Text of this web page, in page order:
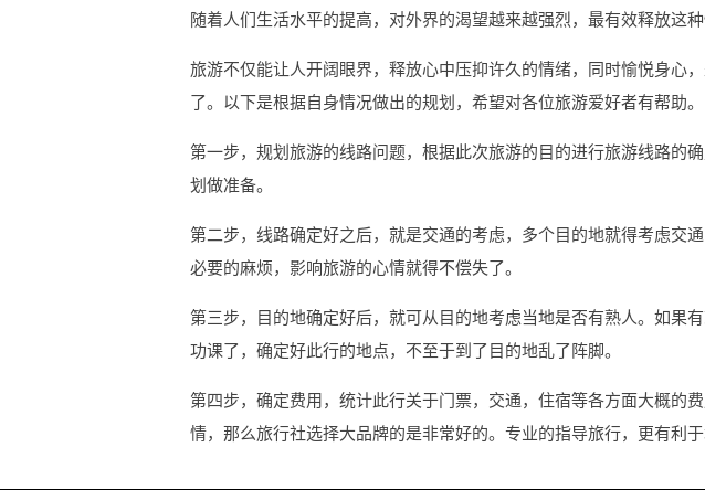
随着人们生活水平的提高，对外界的渴望越来越强烈，最有效释放这种
旅游不仅能让人开阔眼界，释放心中压抑许久的情绪，同时愉悦身心
了。以下是根据自身情况做出的规划，希望对各位旅游爱好者有帮助。
第一步，规划旅游的线路问题，根据此次旅游的目的进行旅游线路的
划做准备。
第二步，线路确定好之后，就是交通的考虑，多个目的地就得考虑交
必要的麻烦，影响旅游的心情就得不偿失了。
第三步，目的地确定好后，就可从目的地考虑当地是否有熟人。如果
功课了，确定好此行的地点，不至于到了目的地乱了阵脚。
第四步，确定费用，统计此行关于门票，交通，住宿等各方面大概的
情，那么旅行社选择大品牌的是非常好的。专业的指导旅行，更有利于